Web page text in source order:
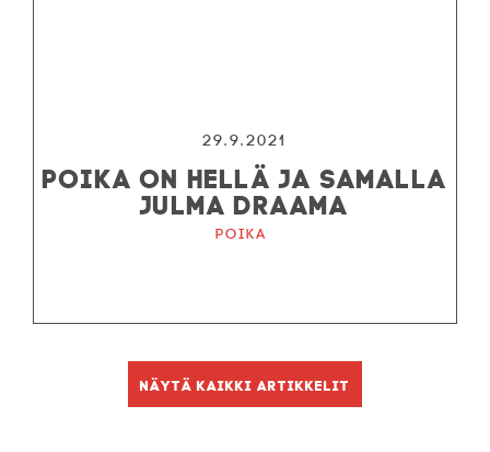
29.9.2021
POIKA ON HELLÄ JA SAMALLA
JULMA DRAAMA
Poika
Näytä kaikki artikkelit